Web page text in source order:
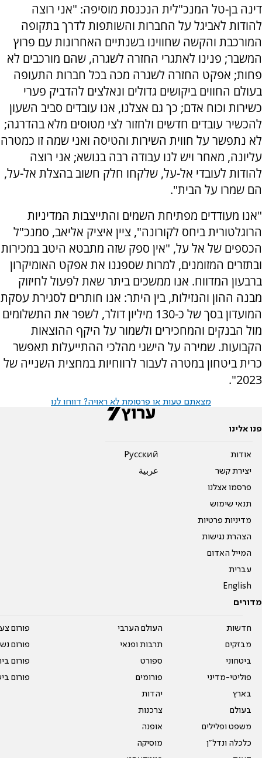
דינה בן-טל המנכ"לית הנכנסת מוסיפה: "אני רוצה
להודות לאביגל על החברות והשותפות לדרך בתקופה
המורכבת והקשה שחווינו בשנתיים האחרונות עם פרוץ
המשבר; פנינו לאתגרי החזרה לשגרה, שהם מורכבים לא
פחות; אפקט החזרה לשגרה מכה בכל חברות התעופה
בעולם החווים ביקושים גדולים ונאלצים להדביק פערי
כשירות וכוח אדם; כך גם אצלנו, אנו עובדים סביב השעון
להכשיר עובדים חדשים ולחזור לצי מטוסים מלא בהדרגה;
לא נתפשר על חווית השירות והטיסה ואני שמה זו כמטרה
עליונה, מאחר ויש לנו עבודה רבה בנושא; אני רוצה
להודות לעובדי אל-על, שלקחו חלק חשוב בהצלת אל-על,
הם שמרו על הבית".
"אנו מעודדים מפתיחת השמים והתייצבות המדיניות
הרוגלטורית ביחס לקורונה", ציין איציק אליאב, סמנכ"ל
הכספים של אל על, "אין ספק שזה מתבטא היטב במכירות
ובתזרים המזומנים, למרות שספגנו את אפקט האומיקרון
ברבעון המדווח. אנו ממשכים ביתר שאת לפעול לחיזוק
מבנה ההון והנזילות, בין היתר: אנו חותרים לסגירת עסקת
המועדון בסך של כ-130 מיליון דולר, לשפר את התשלומים
מול הבנקים והמחכירים ולשמור על היקף ההוצאות
הקבועות. שמירה על הישגי מהלכי ההתייעלות תאפשר
כרית ביטחון במטרה לעבור לרווחיות במחצית השנייה של
2023".
מצאתם טעות או פרסומת לא ראויה? דווחו לנו
פנו אלינו
אודות
יצירת קשר
פרסמו אצלנו
תנאי שימוש
מדיניות פרטיות
הצהרת נגישות
המייל האדום
עברית
English
Pусский
عربية
מדורים
חדשות
מבזקים
ביטחוני
פוליטי-מדיני
בארץ
בעולם
משפט ופלילים
כלכלה ונדל"ן
העולם הערבי
תרבות ופנאי
ספורט
פורומים
יהדות
צרכנות
אופנה
מוסיקה
פורום
פורום
פורום
פורום